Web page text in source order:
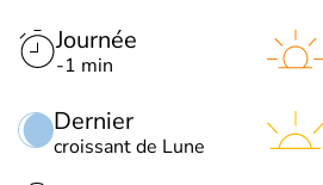
Journée
-1 min
Dernier
croissant de Lune